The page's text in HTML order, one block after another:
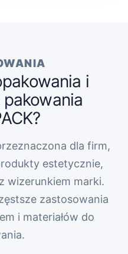
i
pakowania
dla firm,
estetycznie,
wizerunkiem marki.
zastosowania
i materiałów do